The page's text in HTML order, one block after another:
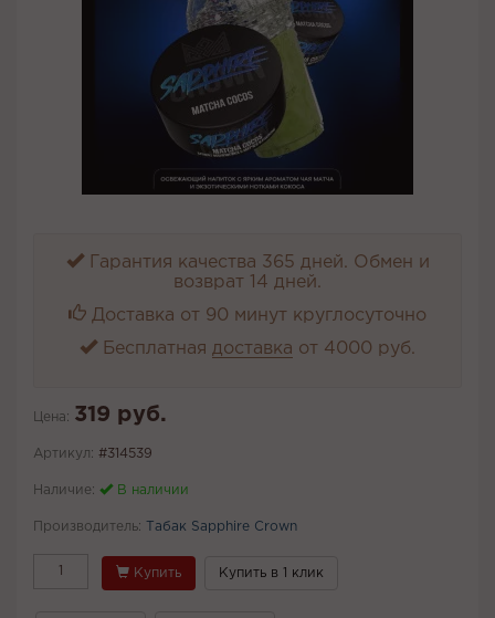
Гарантия качества 365 дней. Обмен и
возврат 14 дней.
Доставка от 90 минут круглосуточно
Бесплатная доставка от 4000 руб.
Цена: 319 руб.
Артикул: #314539
Наличие: В наличии
Производитель: Табак Sapphire Crown
Купить Купить в 1 клик